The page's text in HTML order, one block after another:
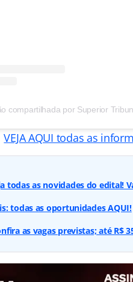
compartilhada por Superior
VEJA AQUI todas as
todas as novidades do edital!
todas as oportunidades AQUI!
as vagas previstas; até R$